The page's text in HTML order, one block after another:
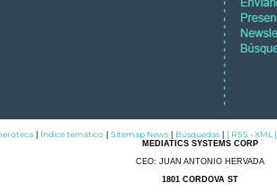
Índice temático Sitemap News Búsquedas [ RSS - XML ]
MEDIATICS SYSTEMS CORP
CEO: JUAN ANTONIO HERVADA
1801 CORDOVA ST